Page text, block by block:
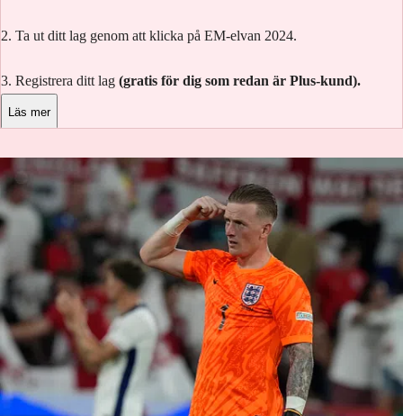
2. Ta ut ditt lag genom att klicka på EM-elvan 2024.
3. Registrera ditt lag (gratis för dig som redan är Plus-kund).
Läs mer